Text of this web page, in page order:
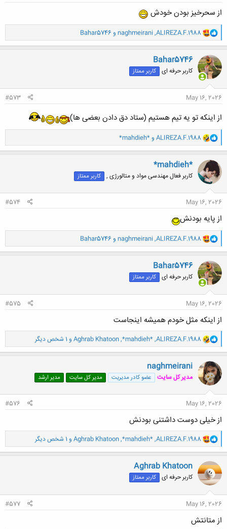
از سحرخیز بودن خودش
و
ا
ک
ن
ش
ه
ا
:
ALIREZA.F.1988
,
naghmeirani و Bahar5746
Bahar5746
کاربر حرفه ای کاربر ممتاز
May 16, 2026
#573
از اینکه تو یه تیم هستیم (ستاد دق دادن بعضی ها)
و
ا
ک
ش
ه
:
ALIREZA.F.1988 و *mahdieh*
*mahdieh*
کاربر فعال مهندسی مواد و متالورژی , کاربر ممتاز
May 16, 2026
#574
از پایه بودنش
و
ا
ک
ن
ش
ه
ا
:
ALIREZA.F.1988
,
naghmeirani و Bahar5746
Bahar5746
کاربر حرفه ای کاربر ممتاز
May 16, 2026
#575
از اینکه مثل خودم همیشه اینجاست
و
ا
ک
ش
ه
:
ALIREZA.F.1988
,
*mahdieh*
,
Aghrab Khatoon و 1 شخص دیگر
naghmeirani
مدیر کل سایت عضو کادر مدیریت مدیر کل سایت مدیر ارشد
May 16, 2026
#576
از خیلی دوست داشتنی بودنش
و
ا
ک
ن
ش
ه
:
ALIREZA.F.1988
,
*mahdieh*
,
Aghrab Khatoon و 1 شخص دیگر
Aghrab Khatoon
کاربر حرفه ای کاربر ممتاز
May 16, 2026
#577
از متانتش